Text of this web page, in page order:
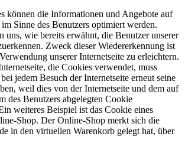
können die Informationen und Angebote auf
Sinne des Benutzers optimiert werden.
uns, wie bereits erwähnt, die Benutzer unserer
Zweck dieser Wiedererkennung ist
unserer Internetseite zu erleichtern.
die Cookies verwendet, muss
jedem Besuch der Internetseite erneut seine
weil dies von der Internetseite und dem auf
des Benutzers abgelegten Cookie
weiteres Beispiel ist das Cookie eines
Shop. Der Online-Shop merkt sich die
in den virtuellen Warenkorb gelegt hat, über